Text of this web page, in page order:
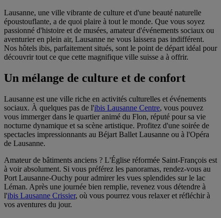
Lausanne, une ville vibrante de culture et d'une beauté naturelle
époustouflante, a de quoi plaire à tout le monde. Que vous soyez
passionné d'histoire et de musées, amateur d'événements sociaux ou
aventurier en plein air, Lausanne ne vous laissera pas indifférent.
Nos hôtels ibis, parfaitement situés, sont le point de départ idéal pour
découvrir tout ce que cette magnifique ville suisse a à offrir.
Un mélange de culture et de confort
Lausanne est une ville riche en activités culturelles et événements
sociaux. À quelques pas de l'ibis Lausanne Centre, vous pouvez
vous immerger dans le quartier animé du Flon, réputé pour sa vie
nocturne dynamique et sa scène artistique. Profitez d'une soirée de
spectacles impressionnants au Béjart Ballet Lausanne ou à l'Opéra
de Lausanne.
Amateur de bâtiments anciens ? L'Église réformée Saint-François est
à voir absolument. Si vous préférez les panoramas, rendez-vous au
Port Lausanne-Ouchy pour admirer les vues splendides sur le lac
Léman. Après une journée bien remplie, revenez vous détendre à
l'ibis Lausanne Crissier, où vous pourrez vous relaxer et réfléchir à
vos aventures du jour.